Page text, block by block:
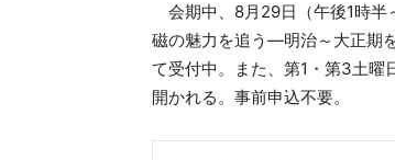
会期中、8月29日（午後1時半
磁の魅力を追う―明治～大正期
て受付中。また、第1・第3土曜
開かれる。事前申込不要。